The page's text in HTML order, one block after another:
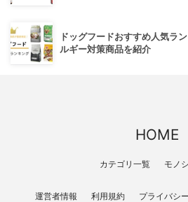
ドッグフードおすすめ人気ラ
ルギー対策商品を紹介
HOME
カテゴリ一覧 モノ
運営者情報 利用規約 プライバシ